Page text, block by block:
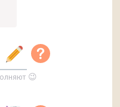
😉